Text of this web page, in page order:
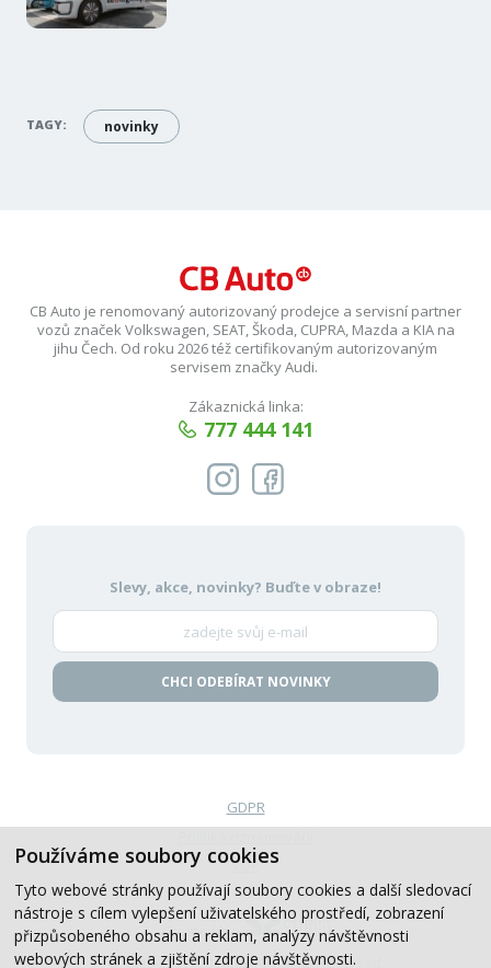
Používáme soubory cookies
Tyto webové stránky používají soubory cookies a další sledovací
nástroje s cílem vylepšení uživatelského prostředí, zobrazení
přizpůsobeného obsahu a reklam, analýzy návštěvnosti
webových stránek a zjištění zdroje návštěvnosti.
TAGY: novinky
CB Auto je renomovaný autorizovaný prodejce a servisní partner
vozů značek Volkswagen, SEAT, Škoda, CUPRA, Mazda a KIA na
jihu Čech. Od roku 2026 též certifikovaným autorizovaným
servisem značky Audi.
Zákaznická linka:
777 444 141
Slevy, akce, novinky? Buďte v obraze!
CHCI ODEBÍRAT NOVINKY
© 2019-2026, CB Auto, All Rights Reserved.
GDPR
VOP
Created by